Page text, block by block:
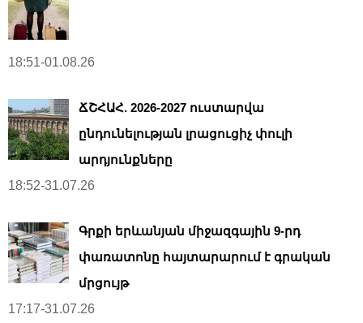
18:51-01.08.26
ՃՇՀԱՀ. 2026-2027 ուստարվա
ընդունելության լրացուցիչ փուլի
արդյունքները
18:52-31.07.26
Գրքի երևանյան միջազգային 9-րդ
փառատոնը հայտարարում է գրական
մրցույթ
17:17-31.07.26